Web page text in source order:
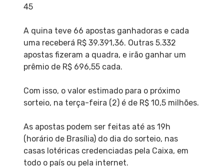
45
A quina teve 66 apostas ganhadoras e cada
uma receberá R$ 39.391,36. Outras 5.332
apostas fizeram a quadra, e irão ganhar um
prêmio de R$ 696,55 cada.
Com isso, o valor estimado para o próximo
sorteio, na terça-feira (2) é de R$ 10,5 milhões.
As apostas podem ser feitas até as 19h
(horário de Brasília) do dia do sorteio, nas
casas lotéricas credenciadas pela Caixa, em
todo o país ou pela internet.